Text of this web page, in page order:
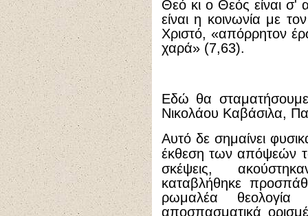
Θεό κι ο Θεός είναι
είναι η κοινωνία με
Χριστό, «απόρρητον
χαρά» (7,63).
Εδώ θα
Νικολάου Καβάσιλα,
Αυτό δε σημαίνει
έκθεση των απόψεών
σκέψεις,
καταβλήθηκε
ρωμαλέα
αποσπασματικά